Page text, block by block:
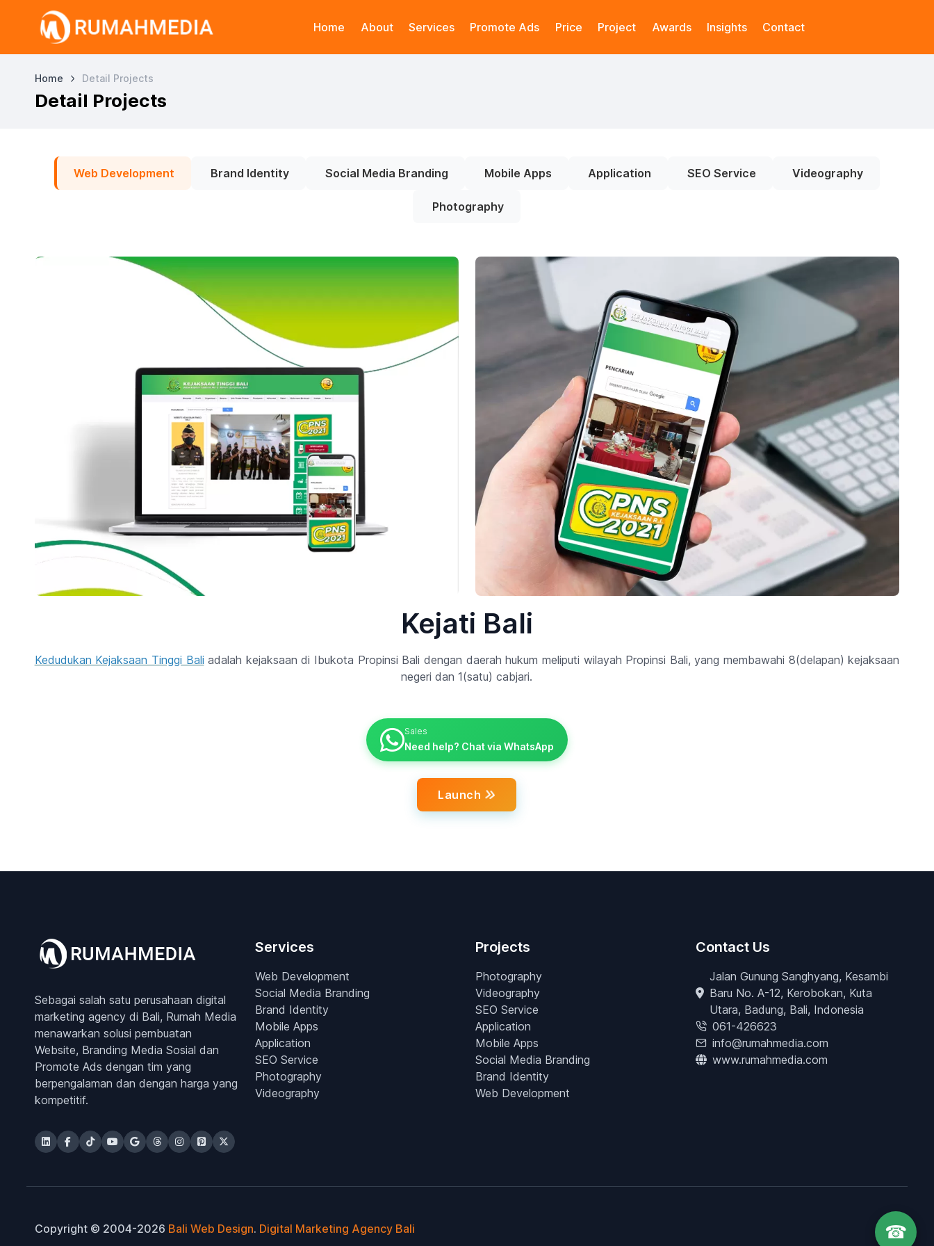
Home About Services Promote Ads Price Project Awards Insights Contact
Home Detail Projects
Detail Projects
Web Development Brand Identity Social Media Branding Mobile Apps Application SEO Service Videography
Photography
Kejati Bali
Kedudukan Kejaksaan Tinggi Bali adalah kejaksaan di Ibukota Propinsi Bali dengan daerah hukum meliputi wilayah Propinsi Bali, yang membawahi 8(delapan) kejaksaan
negeri dan 1(satu) cabjari.
Sales
Need help? Chat via WhatsApp
Launch
Sebagai salah satu perusahaan digital
marketing agency di Bali, Rumah Media
menawarkan solusi pembuatan
Website, Branding Media Sosial dan
Promote Ads dengan tim yang
berpengalaman dan dengan harga yang
kompetitif.
Services
Web Development
Social Media Branding
Brand Identity
Mobile Apps
Application
SEO Service
Photography
Videography
Projects
Photography
Videography
SEO Service
Application
Mobile Apps
Social Media Branding
Brand Identity
Web Development
Contact Us
Jalan Gunung Sanghyang, Kesambi
Baru No. A-12, Kerobokan, Kuta
Utara, Badung, Bali, Indonesia
061-426623
info@rumahmedia.com
www.rumahmedia.com
Copyright © 2004-2026 Bali Web Design. Digital Marketing Agency Bali ☎